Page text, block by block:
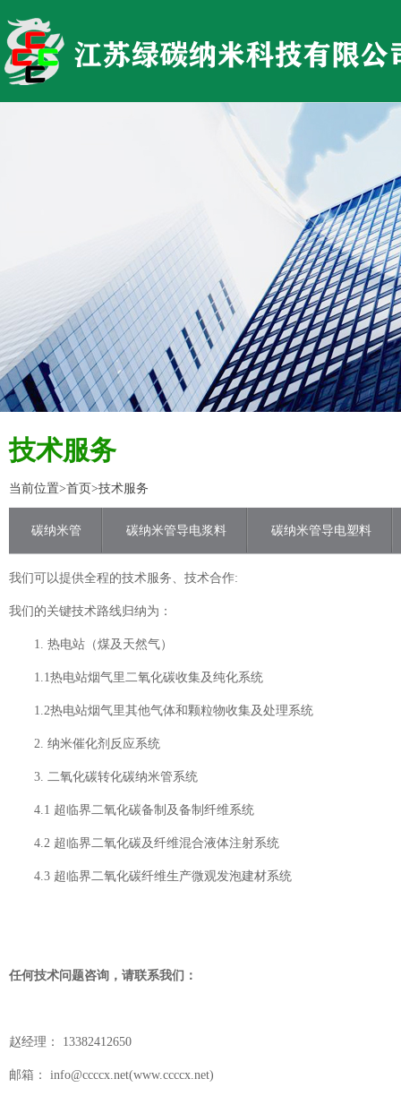
技术服务
当前位置>首页>技术服务
碳纳米管 碳纳米管导电浆料 碳纳米管导电塑料
我们可以提供全程的技术服务、技术合作:
我们的关键技术路线归纳为：
1. 热电站（煤及天然气）
1.1热电站烟气里二氧化碳收集及纯化系统
1.2热电站烟气里其他气体和颗粒物收集及处理系统
2. 纳米催化剂反应系统
3. 二氧化碳转化碳纳米管系统
4.1 超临界二氧化碳备制及备制纤维系统
4.2 超临界二氧化碳及纤维混合液体注射系统
4.3 超临界二氧化碳纤维生产微观发泡建材系统
任何技术问题咨询，请联系我们：
赵经理： 13382412650
邮箱： info@ccccx.net(www.ccccx.net)